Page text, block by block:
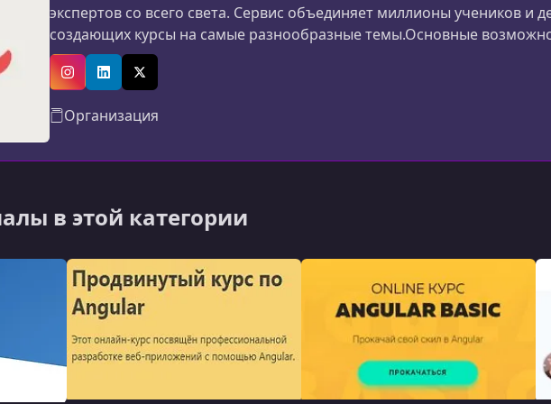
экспертов со всего света. Сервис объединяет миллионы учеников и
создающих курсы на самые разнообразные темы.Основные
программирования и дизайна до маркетинга, психологии и личной
авторов: материалы создаются специалистами из разных
InstagramLinkedInX (Twitter)
Организация
в этой категории